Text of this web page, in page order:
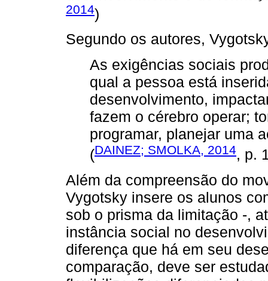
2014)
Segundo os autores,
As exigências sociais
qual a pessoa está
desenvolvimento,
fazem o cérebro operar;
programar, planejar uma
(DAINEZ; SMOLKA, 2014, p.
Além da compreensão do
Vygotsky insere os alunos
sob o prisma da limitação -,
instância social no
diferença que há em seu
comparação, deve ser